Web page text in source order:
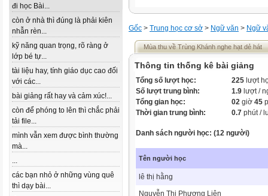
đi học Bài...
còn ở nhà thì đúng là phải kiên
nhẫn rèn...
kỹ năng quan trọng, rõ ràng ở
lớp bé tự...
tài liệu hay, tính giáo dục cao đối
với các...
bài giảng rất hay và cảm xúc!...
còn để phóng to lên thì chắc phải
tải file...
mình vẫn xem được bình thường
mà...
...
các bạn nhỏ ở những vùng quê
thì dạy bài...
Gốc > Trung học cơ sở > Ngữ văn > Ngữ
Mùa thu về Trùng Khánh nghe hạt dẻ hát
Thông tin thống kê bài giảng
Tổng số lượt học: 225 lượt
Số lượt trung bình:
1.9 lượt /
Tổng gian học:
02 giờ 45
Thời gian trung bình:
0.7 phút /
Danh sách người học: (12 người)
Tên người học
lê thị hằng
Nguyễn Thị Phượng Liên